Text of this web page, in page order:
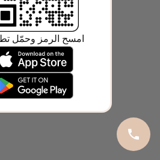
امسح الرمز وحمّل